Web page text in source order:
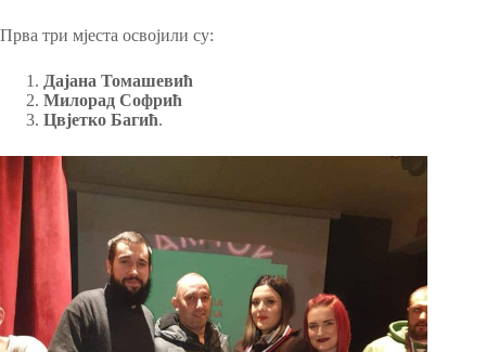
Прва три мјеста освојили су:
Дајана Томашевић
Милорад Софрић
Цвјетко Багић.